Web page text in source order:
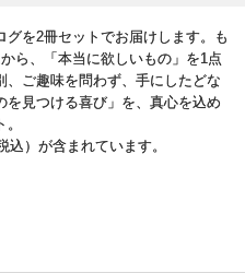
を2冊セットでお届けします。も
ら、「本当に欲しいもの」を1点
、ご趣味を問わず、手にしたどな
見つける喜び」を、真心を込め
）が含まれています。